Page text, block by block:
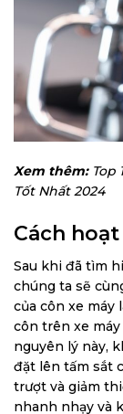
Xem thêm:Top
Tốt Nhất 2024
Cách
Sau khi đã tìm
chúng ta sẽ
của côn xe máy
côn trên xe
nguyên lý này,
đặt lên tấm sắt
trượt và giảm
nhanh nhạy và